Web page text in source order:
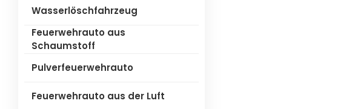
Wasserlöschfahrzeug
Feuerwehrauto aus
Schaumstoff
Pulverfeuerwehrauto
Feuerwehrauto aus der Luft